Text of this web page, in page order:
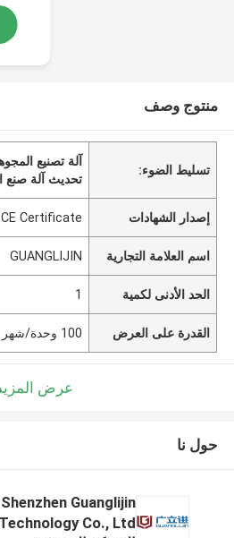
منتوج وصف
تسليط الضوء:
آلة تصنيع
تحديث آلة صنع
إصدار الشهادات CE Certificate
اسم العلامة التجارية GUANGLIJIN
الحد الأدنى لكمية 1
القدرة على العرض 100 وحدة/شهر
عرض
حول نا
Shenzhen Guanglijin